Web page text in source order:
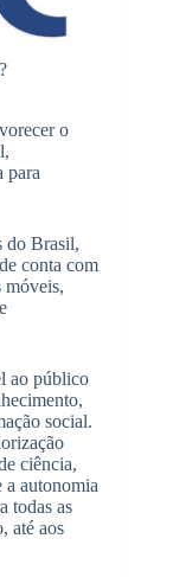
o
para
do Brasil,
conta com
móveis,
ao público
social.
ciência,
a autonomia
todas as
até aos